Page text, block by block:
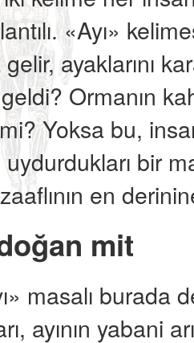
«Ayı»
gelir, ayaklarını
Ormanın
Yoksa bu,
uydurdukları bir
en
mit
masalı burada